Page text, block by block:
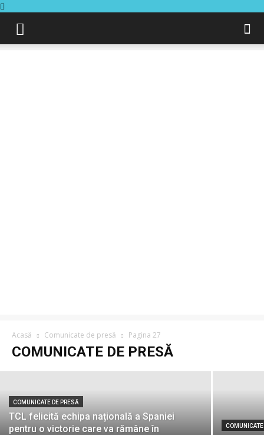
Acasă Comunicate de presă Pagina 27
COMUNICATE DE PRESĂ
condiționat potrivit
M. Andrei - 29 iulie 2026
COMUNICATE DE PRESĂ
TCL felicită echipa națională a Spaniei
pentru o victorie care va rămâne în